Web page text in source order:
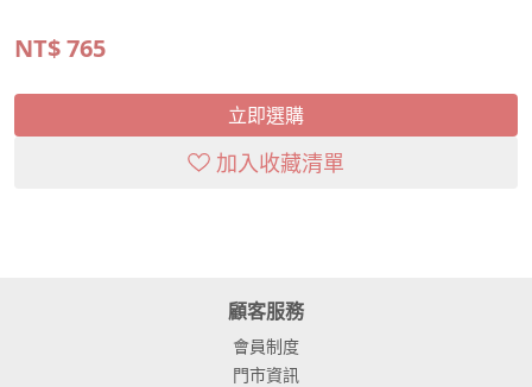
NT$765
立即選購
加入收藏清單
顧客服務
會員制度
門市資訊